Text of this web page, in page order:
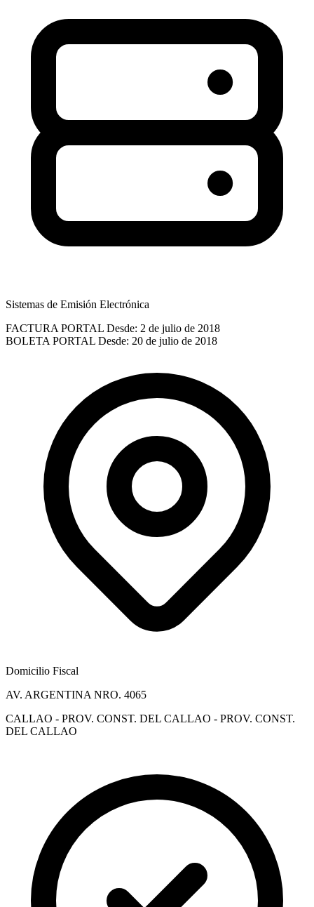
Sistemas de Emisión Electrónica
FACTURA PORTAL Desde: 2 de julio de 2018
BOLETA PORTAL Desde: 20 de julio de 2018
Domicilio Fiscal
AV. ARGENTINA NRO. 4065
CALLAO - PROV. CONST. DEL CALLAO - PROV. CONST.
DEL CALLAO